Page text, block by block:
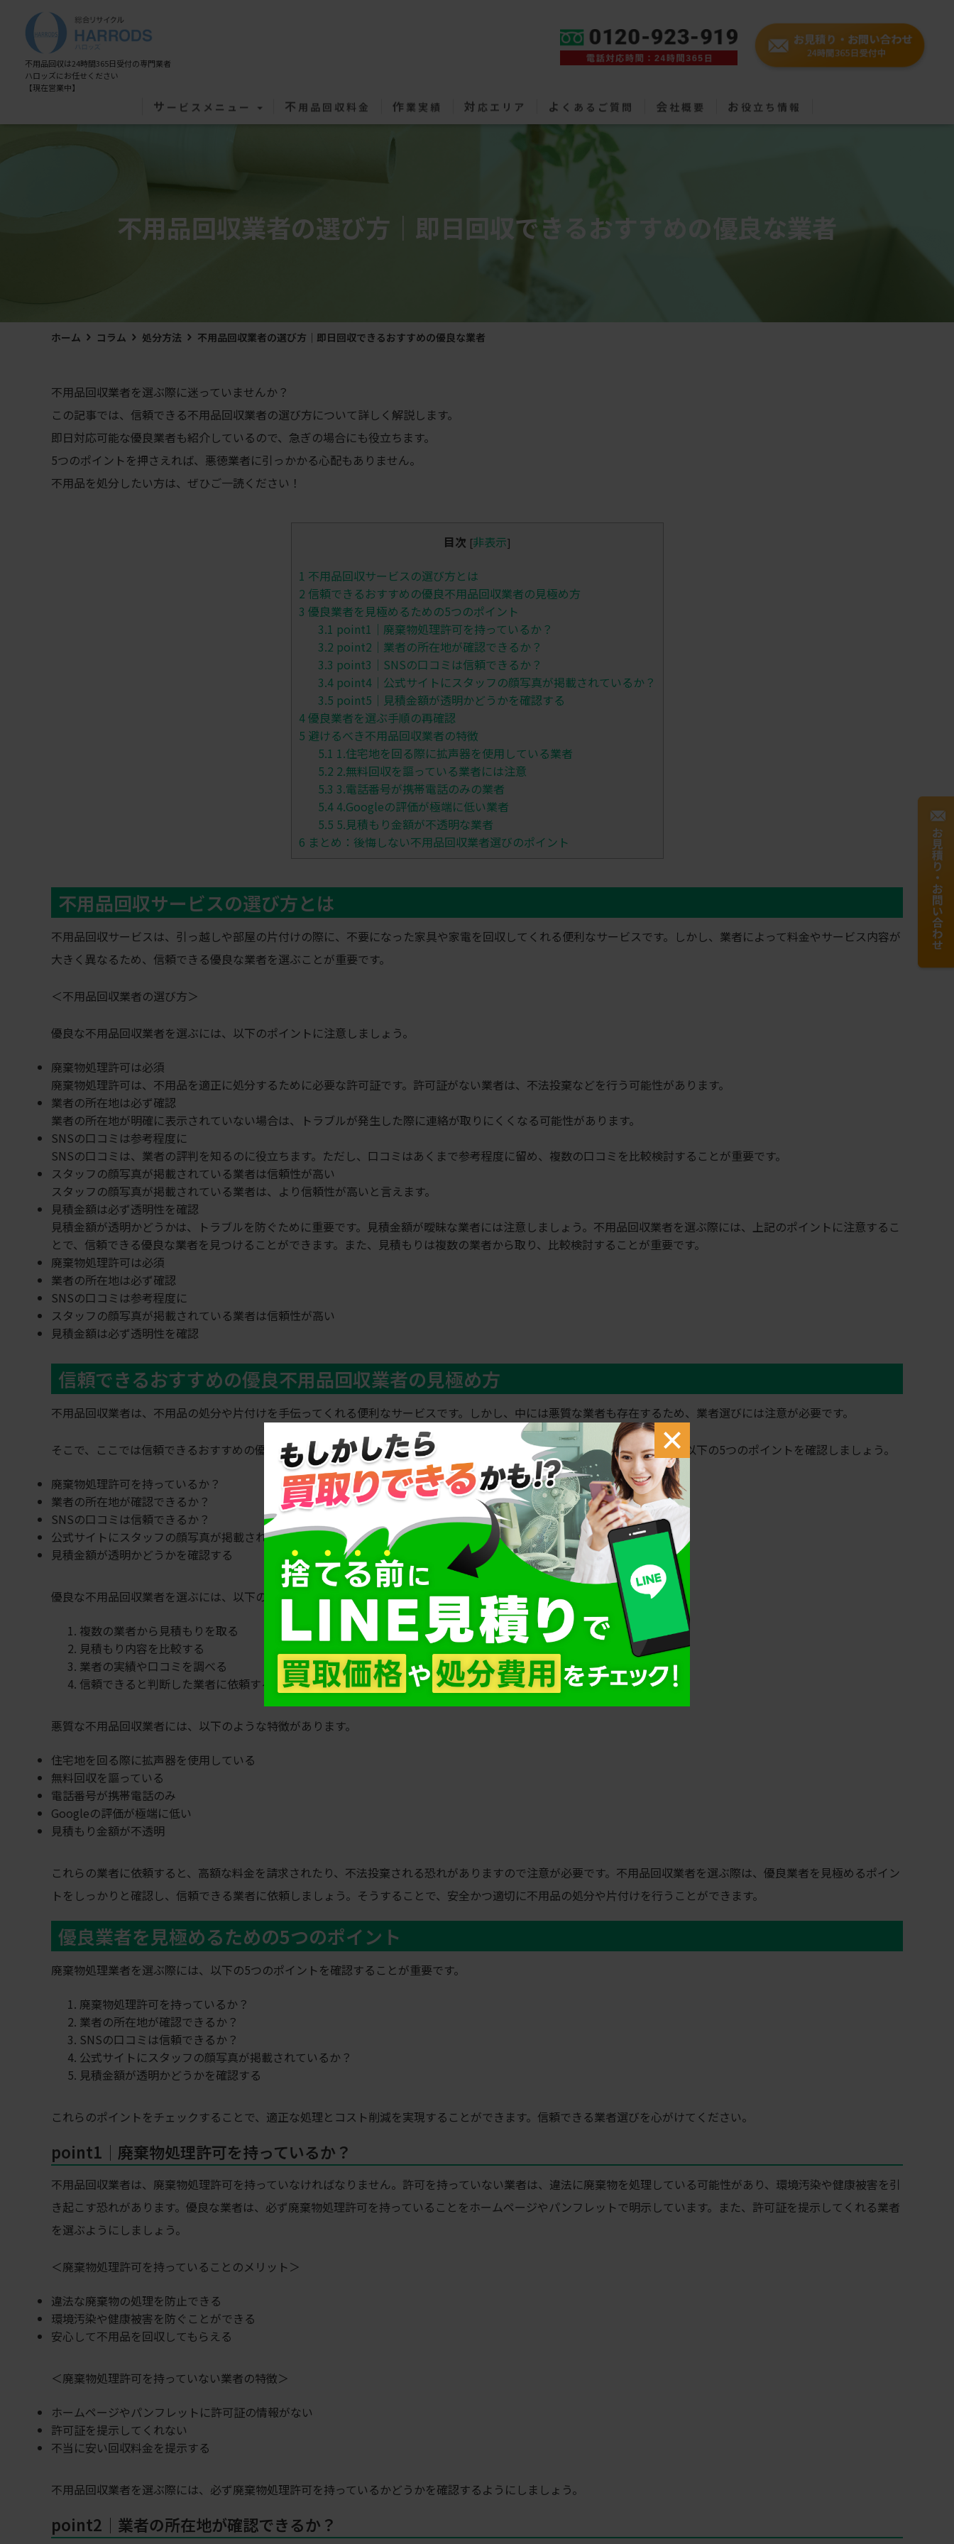
不用品回収は24時間365日受付の専門業者
ハロッズにお任せください
【現在営業中】
サ ービスメニュー 不 用品回収料金 作 業実績 対 応エリア よ くあるご質問 会 社概要 お 役立ち情報
不用品回収業者の選び方｜即日回収できるおすすめの優良な業者
ホーム コラム 処分方法 不用品回収業者の選び方｜即日回収できるおすすめの優良な業者
不用品回収業者を選ぶ際に迷っていませんか？
この記事では、信頼できる不用品回収業者の選び方について詳しく解説します。
即日対応可能な優良業者も紹介しているので、急ぎの場合にも役立ちます。
5つのポイントを押さえれば、悪徳業者に引っかかる心配もありません。
不用品を処分したい方は、ぜひご一読ください！
目次 [非表示]
1 不用品回収サービスの選び方とは
2 信頼できるおすすめの優良不用品回収業者の見極め方
3 優良業者を見極めるための5つのポイント
3.1 point1│廃棄物処理許可を持っているか？
3.2 point2│業者の所在地が確認できるか？
3.3 point3│SNSの口コミは信頼できるか？
3.4point4│公式サイトにスタッフの顔写真が掲載されているか？
3.5 point5│見積金額が透明かどうかを確認する
4優良業者を選ぶ手順の再確認
5 避けるべき不用品回収業者の特徴
5.1 1.住宅地を回る際に拡声器を使用している業者
5.2 2.無料回収を謳っている業者には注意
5.3 3.電話番号が携帯電話のみの業者
5.44.Googleの評価が極端に低い業者
5.5 5.見積もり金額が不透明な業者
6 まとめ：後悔しない不用品回収業者選びのポイント
不用品回収サービスの選び方とは
不用品回収サービスは、引っ越しや部屋の片付けの際に、不要になった家具や家電を回収してくれる便利なサービスです。しかし、業者によって料金やサービス内容が
大きく異なるため、信頼できる優良な業者を選ぶことが重要です。
＜不用品回収業者の選び方＞
優良な不用品回収業者を選ぶには、以下のポイントに注意しましょう。
廃棄物処理許可は必須
廃棄物処理許可は、不用品を適正に処分するために必要な許可証です。許可証がない業者は、不法投棄などを行う可能性があります。
業者の所在地は必ず確認
業者の所在地が明確に表示されていない場合は、トラブルが発生した際に連絡が取りにくくなる可能性があります。
SNSの口コミは参考程度に
SNSの口コミは、業者の評判を知るのに役立ちます。ただし、口コミはあくまで参考程度に留め、複数の口コミを比較検討することが重要です。
スタッフの顔写真が掲載されている業者は信頼性が高い
スタッフの顔写真が掲載されている業者は、より信頼性が高いと言えます。
見積金額は必ず透明性を確認
見積金額が透明かどうかは、トラブルを防ぐために重要です。見積金額が曖昧な業者には注意しましょう。不用品回収業者を選ぶ際には、上記のポイントに注意するこ
とで、信頼できる優良な業者を見つけることができます。また、見積もりは複数の業者から取り、比較検討することが重要です。
廃棄物処理許可は必須
業者の所在地は必ず確認
SNSの口コミは参考程度に
スタッフの顔写真が掲載されている業者は信頼性が高い
見積金額は必ず透明性を確認
信頼できるおすすめの優良不用品回収業者の見極め方
不用品回収業者は、不用品の処分や片付けを手伝ってくれる便利なサービスです。しかし、中には悪質な業者も存在するため、業者選びには注意が必要です。
そこで、ここでは信頼できるおすすめの優良不用品回収業者の見極め方をご紹介します。優良な不用品回収業者を選ぶには、以下の5つのポイントを確認しましょう。
廃棄物処理許可を持っているか？
業者の所在地が確認できるか？
SNSの口コミは信頼できるか？
公式サイトにスタッフの顔写真が掲載されているか？
見積金額が透明かどうかを確認する
優良な不用品回収業者を選ぶには、以下の手順で業者を比較しましょう。
複数の業者から見積もりを取る
見積もり内容を比較する
業者の実績や口コミを調べる
信頼できると判断した業者に依頼する
悪質な不用品回収業者には、以下のような特徴があります。
住宅地を回る際に拡声器を使用している
無料回収を謳っている
電話番号が携帯電話のみ
Googleの評価が極端に低い
見積もり金額が不透明
これらの業者に依頼すると、高額な料金を請求されたり、不法投棄される恐れがありますので注意が必要です。不用品回収業者を選ぶ際は、優良業者を見極めるポイン
トをしっかりと確認し、信頼できる業者に依頼しましょう。そうすることで、安全かつ適切に不用品の処分や片付けを行うことができます。
優良業者を見極めるための5つのポイント
廃棄物処理業者を選ぶ際には、以下の5つのポイントを確認することが重要です。
廃棄物処理許可を持っているか？
業者の所在地が確認できるか？
SNSの口コミは信頼できるか？
公式サイトにスタッフの顔写真が掲載されているか？
見積金額が透明かどうかを確認する
これらのポイントをチェックすることで、適正な処理とコスト削減を実現することができます。信頼できる業者選びを心がけてください。
point1│廃棄物処理許可を持っているか？
不用品回収業者は、廃棄物処理許可を持っていなければなりません。許可を持っていない業者は、違法に廃棄物を処理している可能性があり、環境汚染や健康被害を引
き起こす恐れがあります。優良な業者は、必ず廃棄物処理許可を持っていることをホームページやパンフレットで明示しています。また、許可証を提示してくれる業者
を選ぶようにしましょう。
＜廃棄物処理許可を持っていることのメリット＞
違法な廃棄物の処理を防止できる
環境汚染や健康被害を防ぐことができる
安心して不用品を回収してもらえる
＜廃棄物処理許可を持っていない業者の特徴＞
ホームページやパンフレットに許可証の情報がない
許可証を提示してくれない
不当に安い回収料金を提示する
不用品回収業者を選ぶ際には、必ず廃棄物処理許可を持っているかどうかを確認するようにしましょう。
point2│業者の所在地が確認できるか？